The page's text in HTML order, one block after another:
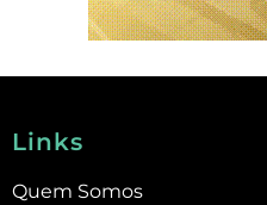
Links
Quem Somos